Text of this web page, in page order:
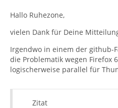
Hallo Ruhezone,
vielen Dank für Deine
Irgendwo in einem der github-
die Problematik wegen Firefox
logischerweise parallel für
Zitat